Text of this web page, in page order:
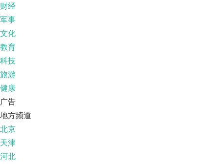
财经
军事
文化
教育
科技
旅游
健康
广告
地方频道
北京
天津
河北